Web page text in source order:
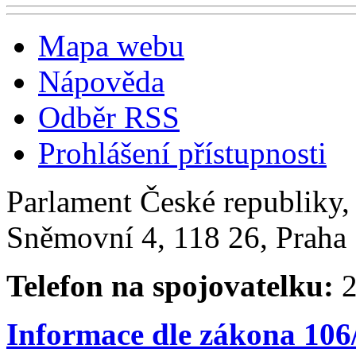
Mapa webu
Nápověda
Odběr RSS
Prohlášení přístupnosti
Parlament České
Sněmovní 4, 118 26,
Telefon na spojovatelku:
Informace dle zákona